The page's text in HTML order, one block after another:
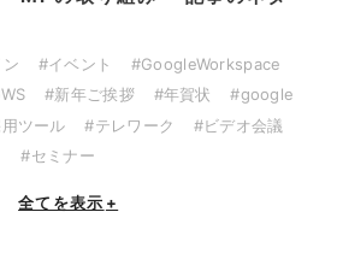
#イベント
#GoogleWorkspace
#新年ご挨拶 #年賀状
#google
ツール #テレワーク
#ビデオ会議
#セミナー
全てを表示 +